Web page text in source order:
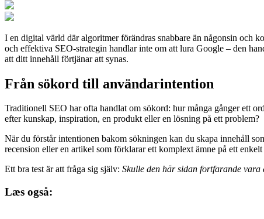
I en digital värld där algoritmer förändras snabbare än någonsin och
och effektiva SEO-strategin handlar inte om att lura Google – den
att ditt innehåll förtjänar att synas.
Från sökord till användarintention
Traditionell SEO har ofta handlat om sökord: hur många gånger ett
efter kunskap, inspiration, en produkt eller en lösning på ett problem?
När du förstår intentionen bakom sökningen kan du skapa innehåll
recension eller en artikel som förklarar ett komplext ämne på ett enkelt
Ett bra test är att fråga sig själv: Skulle den här sidan fortfarande
Læs også: